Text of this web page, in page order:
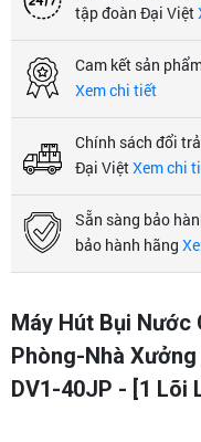
tập đoàn Đại Việt
Cam kết sản
Xem chi tiết
Chính sách đổi
Đại ViệtXem chi
Sẵn sàng bảo
bảo hành hãng
Máy Hút Bụi Nước
Phòng-Nhà
DV1-40JP - [1 Lõi